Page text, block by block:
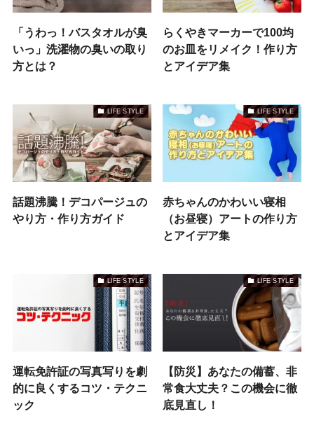
「うわっ！バスタオルが臭
いっ」洗濯物の臭いの取り
方とは？
らくやきマーカーで100均
のお皿をリメイク！作り方
とアイデア集
LIFE STYLE
話題沸騰！デコパージュの
やり方・作り方ガイド
LIFE STYLE
赤ちゃんのかわいい寝相
（お昼寝）アートの作り方
とアイデア集
LIFE STYLE
運転免許証の写真写りを劇
的に良くするコツ・テクニ
ック
LIFE STYLE
【防災】あなたの備蓄、非
常食大丈夫？この機会に徹
底見直し！